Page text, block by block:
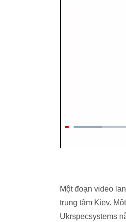
Một đoạn video
trung tâm Kiev.
Ukrspecsystems